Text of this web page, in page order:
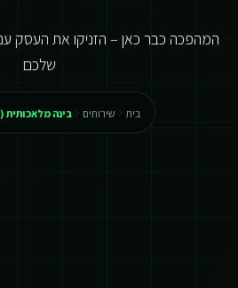
שלכם
בית שירותים בינה מלאכותית (AI) בבית שמש